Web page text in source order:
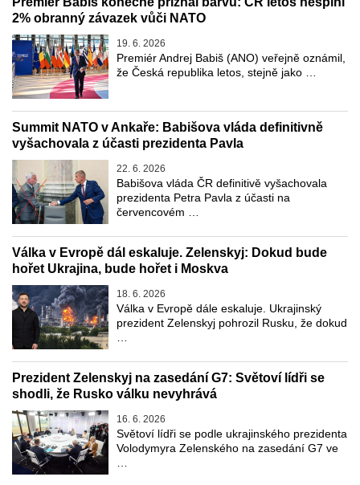
2% obranný závazek vůči NATO
19. 6. 2026
Premiér Andrej Babiš (ANO) veřejně oznámil,
že Česká republika letos, stejně jako …
Summit NATO v Ankaře: Babišova vláda definitivně
vyšachovala z účasti prezidenta Pavla
22. 6. 2026
Babišova vláda ČR definitivě vyšachovala
prezidenta Petra Pavla z účasti na
červencovém …
Válka v Evropě dál eskaluje. Zelenskyj: Dokud bude
hořet Ukrajina, bude hořet i Moskva
18. 6. 2026
Válka v Evropě dále eskaluje. Ukrajinský
prezident Zelenskyj pohrozil Rusku, že dokud
Prezident Zelenskyj na zasedání G7: Světoví lídři se
shodli, že Rusko válku nevyhrává
16. 6. 2026
Světoví lídři se podle ukrajinského prezidenta
Volodymyra Zelenského na zasedání G7 ve